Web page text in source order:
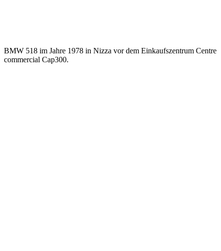
BMW 518 im Jahre 1978 in Nizza vor dem Einkaufszentrum Centre
commercial Cap300.